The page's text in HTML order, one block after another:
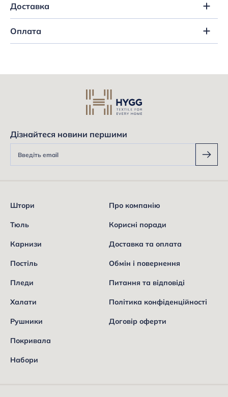
Доставка
Оплата
Дізнайтеся новини першими
Штори
Тюль
Карнизи
Постіль
Пледи
Халати
Рушники
Покривала
Набори
Про компанію
Корисні поради
Доставка та оплата
Обмін і повернення
Питання та відповіді
Політика конфіденційності
Договір оферти